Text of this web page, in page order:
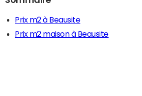
Prix m2 à Beausite
Prix m2 maison à Beausite